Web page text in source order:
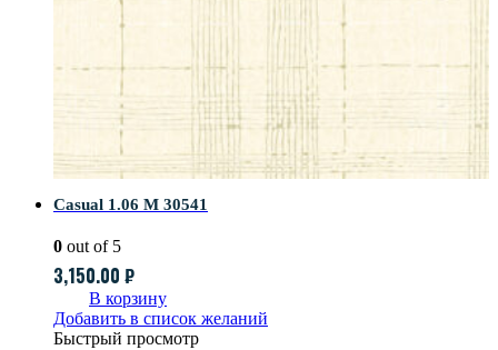
Casual 1.06 M 30541
0 out of 5
3,150.00 ₽
В корзину
Добавить в список желаний
Быстрый просмотр